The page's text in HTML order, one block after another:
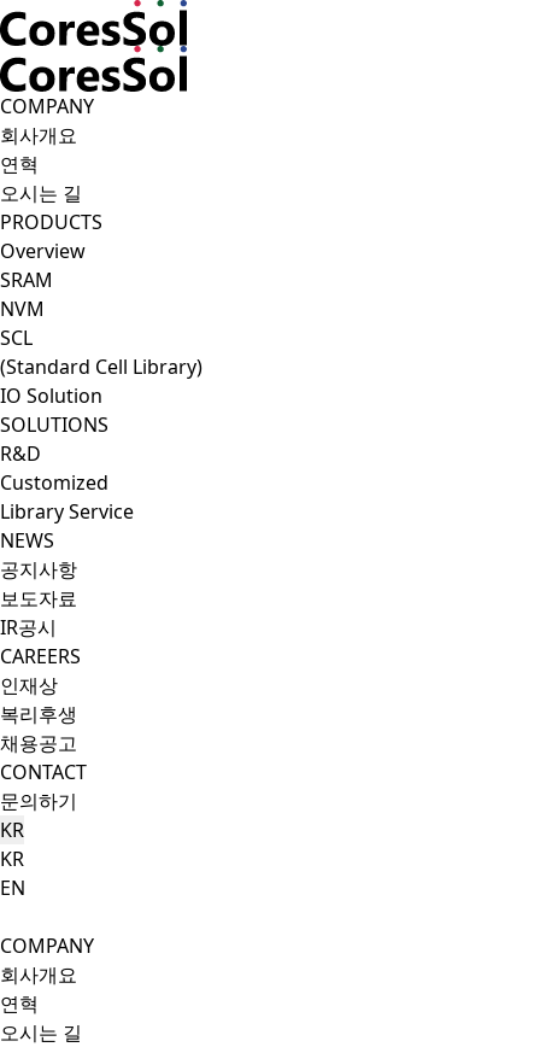
CoresSol
COMPANY
회사개요
연혁
오시는 길
PRODUCTS
Overview
SRAM
NVM
SCL
(Standard Cell Library)
IO Solution
SOLUTIONS
R&D
Customized
Library Service
NEWS
공지사항
보도자료
IR공시
CAREERS
인재상
복리후생
채용공고
CONTACT
문의하기
KR
KR
EN
Search Button
Menu Button
COMPANY
회사개요
연혁
오시는 길